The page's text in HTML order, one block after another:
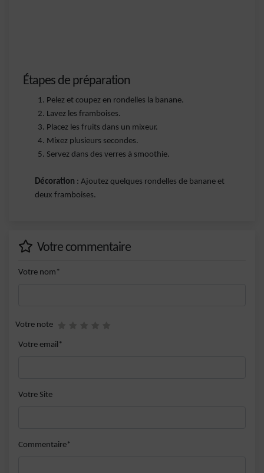
Étapes de préparation
Pelez et coupez en rondelles la banane.
Lavez les framboises.
Placez les fruits dans un mixeur.
Mixez plusieurs secondes.
Servez dans des verres à smoothie.
Décoration : Ajoutez quelques rondelles de banane et
deux framboises.
Votre commentaire
Votre nom*
Votre note
Votre email*
Votre Site
Commentaire*